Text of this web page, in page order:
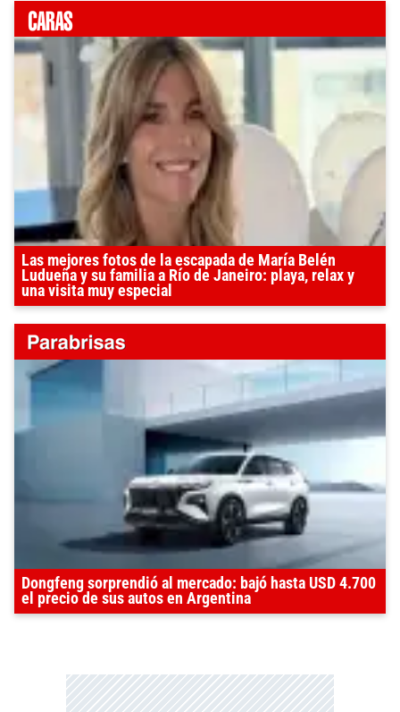
Las mejores fotos de la escapada de María Belén
Ludueña y su familia a Río de Janeiro: playa, relax y
una visita muy especial
Dongfeng sorprendió al mercado: bajó hasta USD 4.700
el precio de sus autos en Argentina